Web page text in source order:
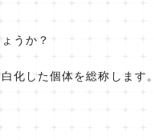
うか？
化した個体を総称します。